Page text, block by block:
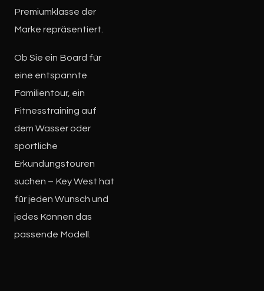
Premiumklasse der
Marke repräsentiert.
Ob Sie ein Board für
eine entspannte
Familientour, ein
Fitnesstraining auf
dem Wasser oder
sportliche
Erkundungstouren
suchen – Key West hat
für jeden Wunsch und
jedes Können das
passende Modell.